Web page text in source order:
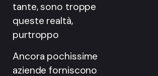
tante, sono troppe
queste realtà,
purtroppo
Ancora pochissime
aziende forniscono